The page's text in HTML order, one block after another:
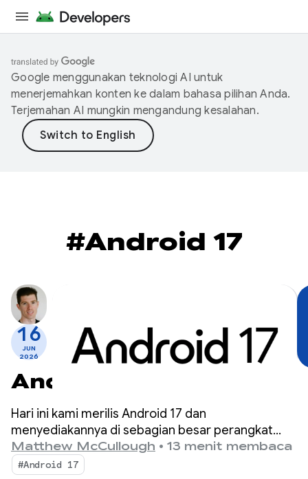
Google menggunakan teknologi AI untuk
menerjemahkan konten ke dalam bahasa pilihan Anda.
Terjemahan AI mungkin mengandung kesalahan.
#Android 17
16
JUN
2026
Android 17 Hadir
Hari ini kami merilis Android 17 dan
menyediakannya di sebagian besar perangkat
Pixel yang didukung. Cari perangkat baru yang
menjalankan Android 17 dalam beberapa bulan
Matthew McCullough • 13 menit membaca
#Android 17